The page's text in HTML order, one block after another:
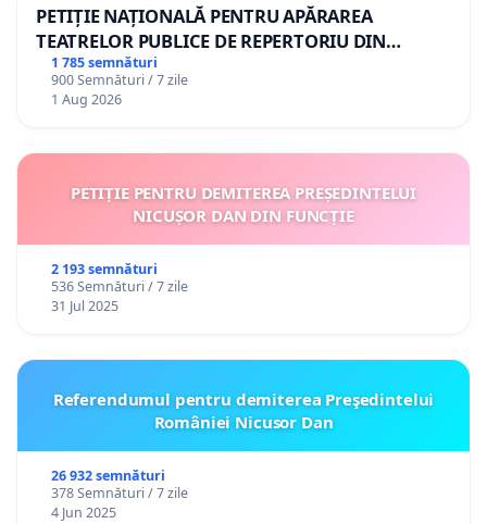
PETIȚIE NAȚIONALĂ PENTRU APĂRAREA
TEATRELOR PUBLICE DE REPERTORIU DIN
ROMÂNIA
1 785 semnături
900 Semnături / 7 zile
1 Aug 2026
PETIȚIE PENTRU DEMITEREA PREȘEDINTELUI
NICUȘOR DAN DIN FUNCȚIE
2 193 semnături
536 Semnături / 7 zile
31 Jul 2025
Referendumul pentru demiterea Preşedintelui
României Nicusor Dan
26 932 semnături
378 Semnături / 7 zile
4 Jun 2025